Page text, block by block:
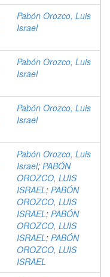
Pabón Orozco, Luis
Israel
Pabón Orozco, Luis
Israel
Pabón Orozco, Luis
Israel
Pabón Orozco, Luis
Israel; PABÓN
OROZCO, LUIS
ISRAEL; PABÓN
OROZCO, LUIS
ISRAEL; PABÓN
OROZCO, LUIS
ISRAEL; PABÓN
OROZCO, LUIS
ISRAEL